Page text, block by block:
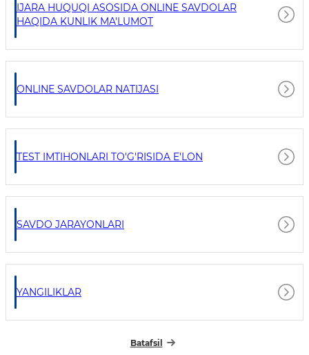
IJARA HUQUQI ASOSIDA ONLINE SAVDOLAR
HAQIDA KUNLIK MA'LUMOT
ONLINE SAVDOLAR NATIJASI
TEST IMTIHONLARI TO'G'RISIDA E'LON
SAVDO JARAYONLARI
YANGILIKLAR
Batafsil